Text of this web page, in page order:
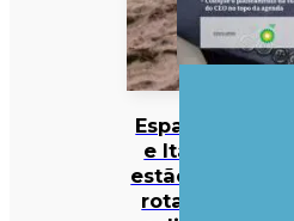
Espanha
e Itália
estão em
rota de